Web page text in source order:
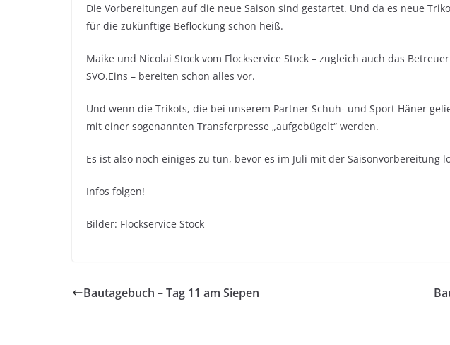
Die Vorbereitungen auf die neue Saison sind gestartet. Und da es neue
für die zukünftige Beflockung schon heiß.
Maike und Nicolai Stock vom Flockservice Stock – zugleich auch das
SVO.Eins – bereiten schon alles vor.
Und wenn die Trikots, die bei unserem Partner Schuh- und Sport Häner
mit einer sogenannten Transferpresse „aufgebügelt“ werden.
Es ist also noch einiges zu tun, bevor es im Juli mit der Saisonvorbereitung
Infos folgen!
Bilder: Flockservice Stock
Bautagebuch – Tag 11 am Siepen